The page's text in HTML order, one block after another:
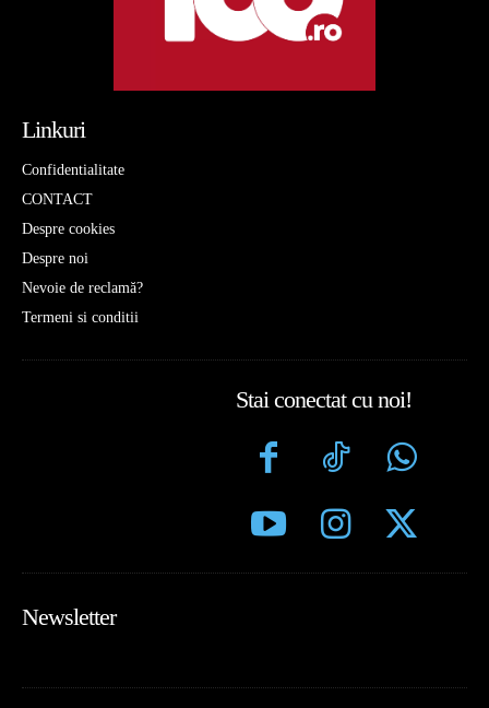
Linkuri
Confidentialitate
CONTACT
Despre cookies
Despre noi
Nevoie de reclamă?
Termeni si conditii
Stai conectat cu noi!
Newsletter